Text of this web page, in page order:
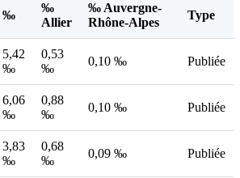
‰
‰
Allier
‰ Auvergne-
Rhône-Alpes
Type
5,42
‰
0,53
‰
0,10 ‰ Publiée
6,06
‰
0,88
‰
0,10 ‰ Publiée
3,83
‰
0,68
‰
0,09 ‰ Publiée